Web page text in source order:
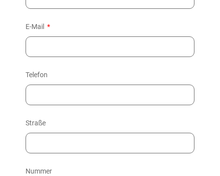
E-Mail
Telefon
Straße
Nummer